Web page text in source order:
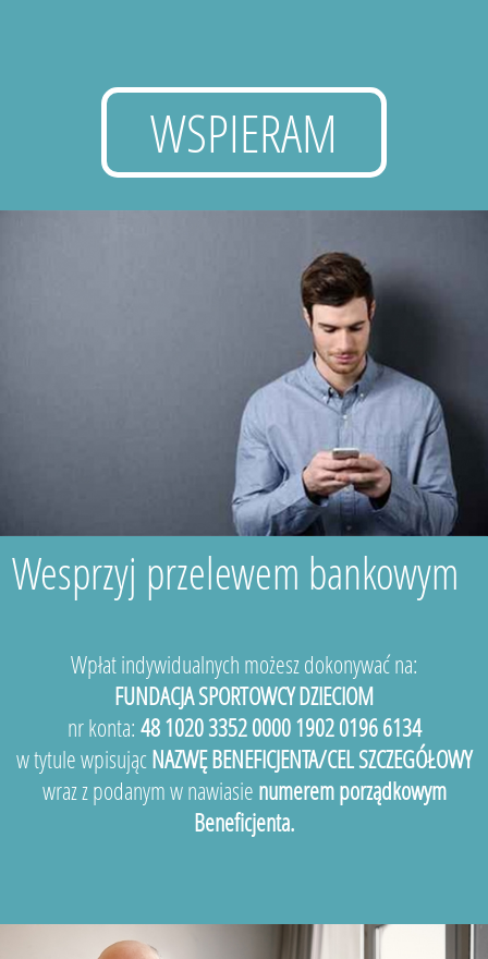
WSPIERAM
Wesprzyj przelewem bankowym
Wpłat indywidualnych możesz dokonywać na:
FUNDACJA SPORTOWCY DZIECIOM
nr konta: 48 1020 3352 0000 1902 0196 6134
w tytule wpisującNAZWĘ BENEFICJENTA/CEL SZCZEGÓŁOWY
wraz z podanym w nawiasie numerem porządkowym
Beneficjenta.